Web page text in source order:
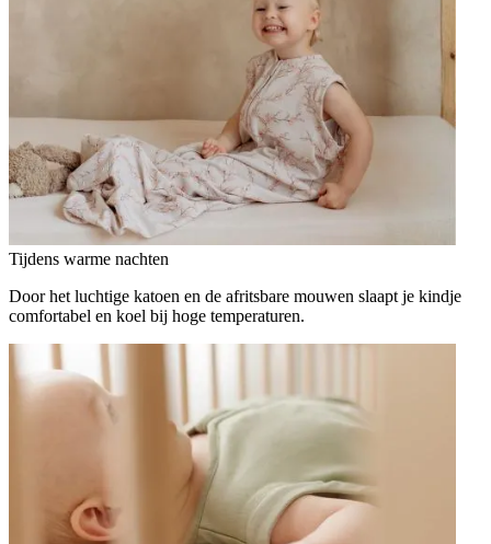
Tijdens warme nachten
Door het luchtige katoen en de afritsbare mouwen slaapt je kindje
comfortabel en koel bij hoge temperaturen.